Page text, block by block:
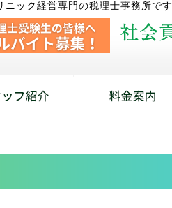
ニック経営専門の税理士事務所です